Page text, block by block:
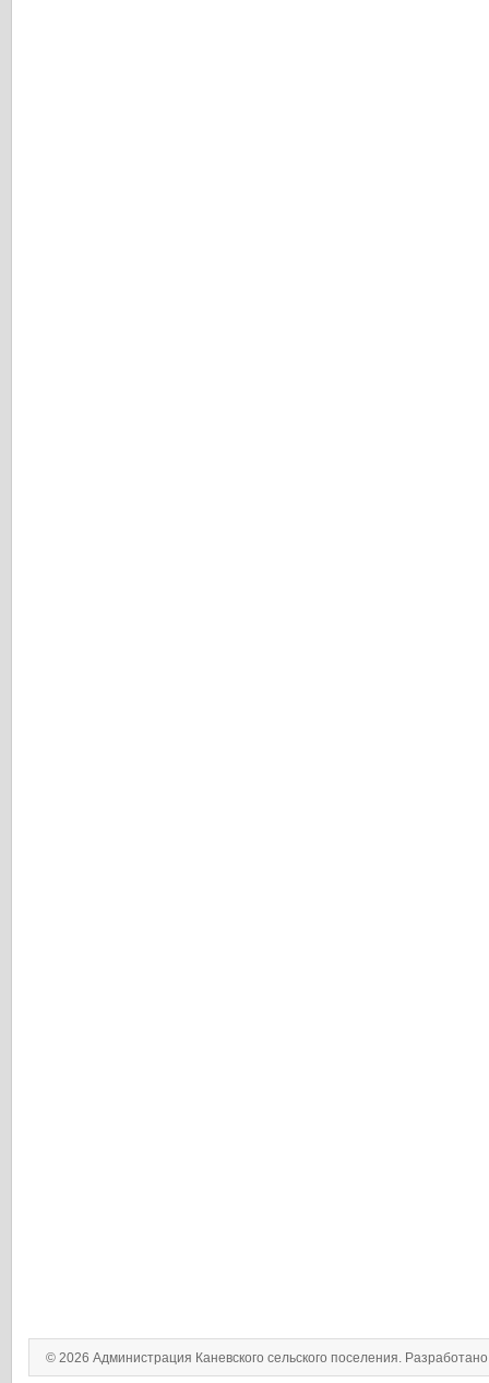
© 2026 Администрация Каневского сельского поселения.